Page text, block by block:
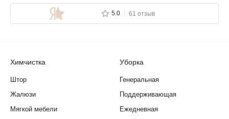
5.0 61 отзыв
Химчистка
Штор
Жалюзи
Мягкой мебели
Уборка
Генеральная
Поддерживающая
Ежедневная